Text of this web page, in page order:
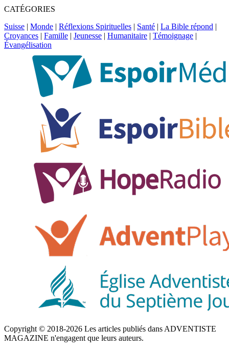
CATÉGORIES
Suisse | Monde | Réflexions Spirituelles | Santé | La Bible répond |
Croyances | Famille | Jeunesse | Humanitaire | Témoignage |
Évangélisation
Copyright © 2018-2026 Les articles publiés dans ADVENTISTE
MAGAZINE n'engagent que leurs auteurs.